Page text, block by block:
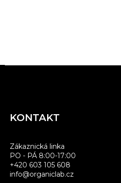
KONTAKT
Zákaznická linka
PO - PÁ 8:00-17:00
+420 603 105 608
info@organiclab.cz